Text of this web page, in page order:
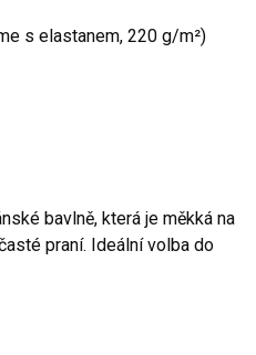
s elastanem, 220 g/m²)
bavlně, která je měkká na
praní. Ideální volba do